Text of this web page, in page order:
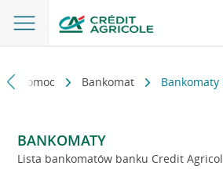
i pomoc Bankomat
BANKOMATY
Lista bankomatów banku Credit